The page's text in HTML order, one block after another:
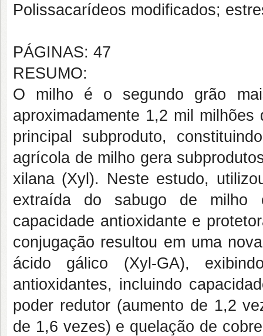
Polissacarídeos modificados;
PÁGINAS: 47
RESUMO:
O milho é o segundo grão
aproximadamente 1,2 mil
principal subproduto,
agrícola de milho gera
xilana (Xyl). Neste estudo,
extraída do sabugo de milho
capacidade antioxidante e
conjugação resultou em uma
ácido gálico (Xyl-GA),
antioxidantes, incluindo
poder redutor (aumento de 1,2
de 1,6 vezes) e quelação de